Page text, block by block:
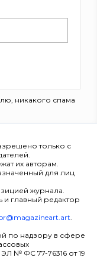
никакого спама
только с
их авторам.
для лиц
журнала.
и главный редактор
.
по надзору в сфере
№ ФС 77-76316 от 19